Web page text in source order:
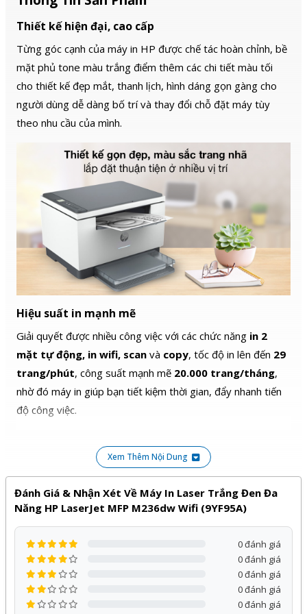
Thiết kế hiện đại, cao cấp
Từng góc cạnh của máy in HP được chế tác hoàn chỉnh, bề
mặt phủ tone màu trắng điểm thêm các chi tiết màu tối
cho thiết kế đẹp mắt, thanh lịch, hình dáng gọn gàng cho
người dùng dễ dàng bố trí và thay đổi chỗ đặt máy tùy
theo nhu cầu của mình.
Hiệu suất in mạnh mẽ
Giải quyết được nhiều công việc với các chức năng in 2
mặt tự động, in wifi, scan và copy, tốc độ in lên đến 29
trang/phút, công suất mạnh mẽ 20.000 trang/tháng,
nhờ đó máy in giúp bạn tiết kiệm thời gian, đẩy nhanh tiến
độ công việc.
Bản in rõ ràng, không bị mờ với độ phân giải 600 x
Xem Thêm Nội Dung
Đánh Giá & Nhận Xét Về Máy In Laser Trắng Đen Đa
Năng HP LaserJet MFP M236dw Wifi (9YF95A)
0 đánh giá
0 đánh giá
0 đánh giá
0 đánh giá
0 đánh giá